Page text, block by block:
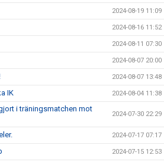
2024-08-19 11:09
2024-08-16 11:52
2024-08-11 07:30
2024-08-07 20:00
2024-08-07 13:48
IK 2024-08-04 11:38
i träningsmatchen mot
2024-07-30 22:29
2024-07-17 07:17
2024-07-15 12:53